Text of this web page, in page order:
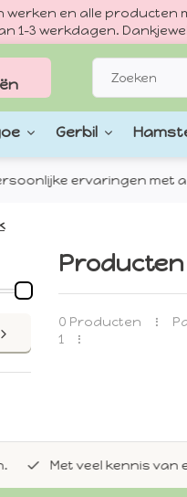
werken en alle
1–3 werkdagen.
Gerbil
ervaringen met
0 Producten
1
Met veel kennis van en